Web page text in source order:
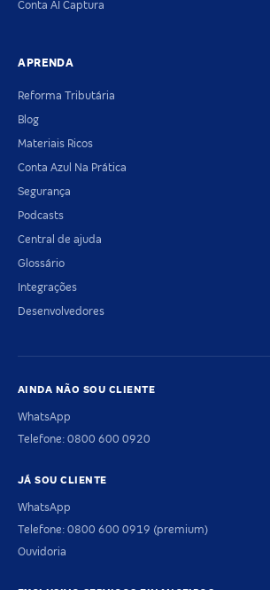
Conta AI Captura
APRENDA
Reforma Tributária
Blog
Materiais Ricos
Conta Azul Na Prática
Segurança
Podcasts
Central de ajuda
Glossário
Integrações
Desenvolvedores
AINDA NÃO SOU CLIENTE
WhatsApp
Telefone: 0800 600 0920
JÁ SOU CLIENTE
WhatsApp
Telefone: 0800 600 0919 (premium)
Ouvidoria